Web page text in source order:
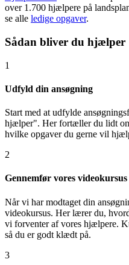
over 1.700 hjælpere på
se alle ledige opgaver.
Sådan bliver du hjælper
1
Udfyld din ansøgning
Start med at udfylde
hjælper". Her fortæller du lidt
hvilke opgaver du gerne vil
2
Gennemfør vores videokursus
Når vi har modtaget din
videokursus. Her lærer du,
vi forventer af vores hjælpere.
så du er godt klædt på.
3